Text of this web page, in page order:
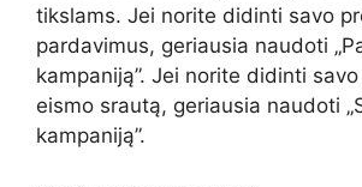
tikslams. Jei norite didinti savo
pardavimus, geriausia naudoti
kampaniją”. Jei norite didinti
eismo srautą, geriausia naudoti
kampaniją”.